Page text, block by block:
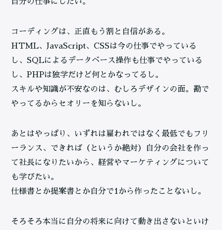
自分の仕事にしたい。
コーディングは、正直もう割と自信がある。
HTML、JavaScript、CSSは今の仕事でやっている
し、SQLによるデータベース操作も仕事でやっている
し、PHPは独学だけど何とかなってるし。
スキルや知識が不安なのは、むしろデザインの面。勘で
やってるからセオリーを知らないし。
あとはやっぱり、いずれは雇われではなく最低でもフリ
ーランス、できれば（というか絶対）自分の会社を作っ
て社長になりたいから、経営やマーケティングについて
も学びたい。
仕様書とか提案書とか自分で1から作ったことないし。
そろそろ本当に自分の将来に向けて動き出さないといけ